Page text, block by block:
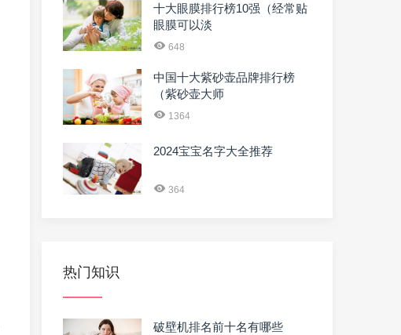
十大眼膜排行榜10强（经常贴
眼膜可以淡
648
中国十大紫砂壶品牌排行榜
（紫砂壶大师
1364
2024宝宝名字大全推荐
364
热门知识
破壁机排名前十名有哪些